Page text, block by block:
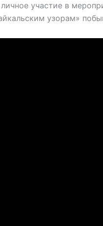
участие в
узорам»